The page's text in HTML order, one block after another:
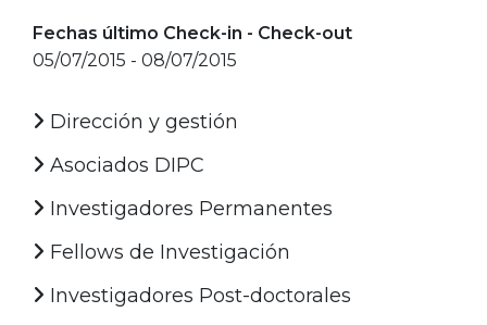
Fechas último Check-in - Check-out
05/07/2015 - 08/07/2015
Dirección y gestión
Asociados DIPC
Investigadores Permanentes
Fellows de Investigación
Investigadores Post-doctorales